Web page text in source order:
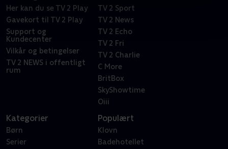
Her kan du se TV 2 Play
Gavekort til TV 2 Play
Support og
Kundecenter
Vilkår og betingelser
TV 2 NEWS i offentligt
rum
TV 2 Sport
TV 2 News
TV 2 Echo
TV 2 Fri
TV 2 Charlie
C More
BritBox
SkyShowtime
Oiii
Kategorier
Børn
Serier
Populært
Klovn
Badehotellet